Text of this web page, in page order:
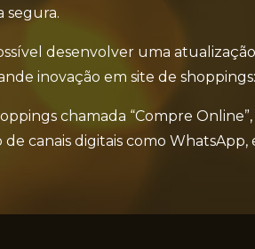
segura.
desenvolver uma
inovação em site de
chamada “Compre
canais digitais como